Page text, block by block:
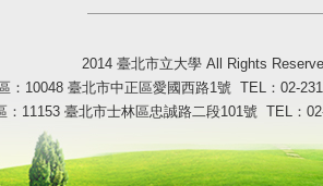
2014 臺北市立大學 All Rights
：10048 臺北市中正區愛國西路1號 TEL：02-
：11153 臺北市士林區忠誠路二段101號 TEL